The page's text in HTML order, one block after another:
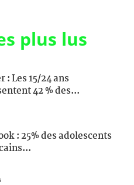
plus lus
: Les 15/24 ans
42 % des...
: 25% des adolescents